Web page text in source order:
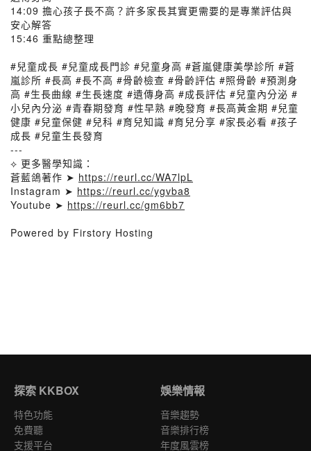
14:09 擔心孩子長不高？許多家長其實更需要的是專業評估與
安心解答
15:46 重點總整理
#兒童成長 #兒童成長門診 #兒童身高 #蒼嵐健康美學診所 #蒼
嵐診所 #長高 #長不高 #骨齡檢查 #骨齡評估 #照骨齡 #預測身
高 #生長曲線 #生長速度 #遺傳身高 #成長評估 #兒童內分泌 #
小兒內分泌 #青春期發育 #性早熟 #晚發育 #長高黃金期 #兒童
健康 #兒童保健 #兒科 #育兒知識 #育兒分享 #家長必看 #孩子
成長 #兒童生長發育
---
⟡ 更多醫學知識：
蒼藍鴿著作 ➤ https://reurl.cc/WA7lpL
Instagram ➤ https://reurl.cc/ygvba8
Youtube ➤ https://reurl.cc/gm6bb7
Powered by Firstory Hosting
探索 KKBOX
特色功能
免費聽
支援平台
娛樂情報
音樂趨勢
音樂排行榜
年度風雲榜